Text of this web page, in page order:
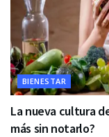
BIENESTAR
La nueva cultura
más sin notarlo?